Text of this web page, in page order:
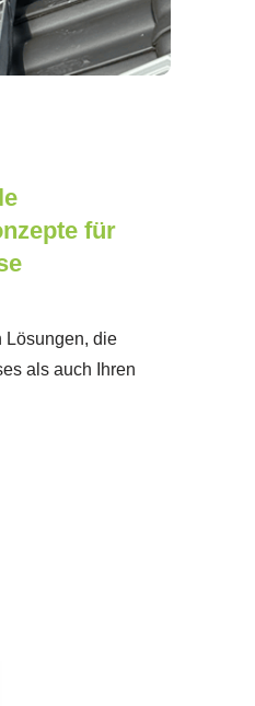
für
Lösungen, die
als auch Ihren